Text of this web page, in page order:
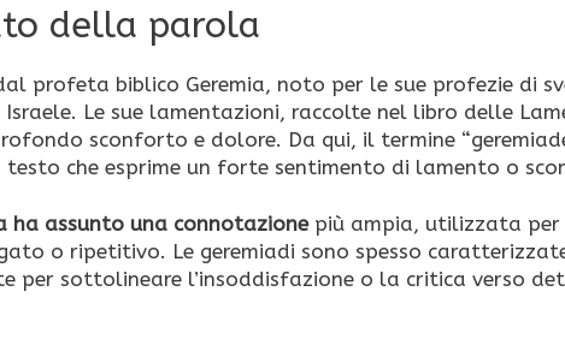
della parola
profeta biblico Geremia, noto per le sue profezie di
Le sue lamentazioni, raccolte nel libro delle
sconforto e dolore. Da qui, il termine
testo che esprime un forte sentimento di lamento o
ha assunto una connotazionepiù ampia, utilizzata per
o ripetitivo. Le geremiadi sono spesso
per sottolineare l’insoddisfazione o la critica verso